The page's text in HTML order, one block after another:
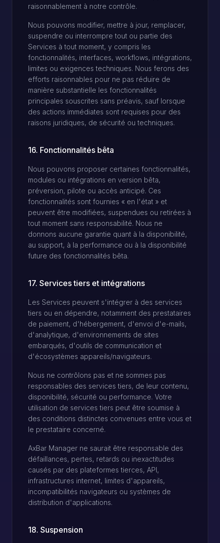
raisonnablement à notre contrôle.
Nous pouvons modifier, mettre à jour, remplacer,
suspendre ou interrompre tout ou partie des
Services à tout moment, y compris les
fonctionnalités, interfaces, workflows, intégrations,
limites ou exigences techniques. Nous ferons des
efforts raisonnables pour ne pas réduire de
manière substantielle les fonctionnalités
principales souscrites sans préavis, sauf lorsque
des actions immédiates sont requises pour des
raisons juridiques, de sécurité ou techniques.
16. Fonctionnalités bêta
Nous pouvons proposer certaines fonctionnalités,
modules ou intégrations en version bêta,
préversion, pilote ou accès anticipé. Ces
fonctionnalités sont fournies « en l'état » et
peuvent être modifiées, suspendues ou retirées à
tout moment sans responsabilité. Nous ne
donnons aucune garantie quant à la disponibilité,
au support, à la performance ou à la disponibilité
future des fonctionnalités bêta.
17. Services tiers et intégrations
Les Services peuvent s'intégrer à des services
tiers ou en dépendre, notamment des prestataires
de paiement, d'hébergement, d'envoi d'e-mails,
d'analytique, d'environnements de sites
embarqués, d'outils de communication et
d'écosystèmes appareils/navigateurs.
Nous ne contrôlons pas et ne sommes pas
responsables des services tiers, de leur contenu,
disponibilité, sécurité ou performance. Votre
utilisation de services tiers peut être soumise à
des conditions distinctes convenues entre vous et
le prestataire concerné.
AxBar Manager ne saurait être responsable des
défaillances, pertes, retards ou inexactitudes
causés par des plateformes tierces, API,
infrastructures internet, limites d'appareils,
incompatibilités navigateurs ou systèmes de
distribution d'applications.
18. Suspension